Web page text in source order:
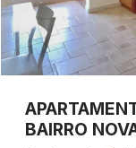
BAIRRO